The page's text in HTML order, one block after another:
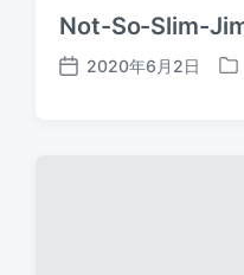
Not-So-Slim-
发
2020年6月2日
发